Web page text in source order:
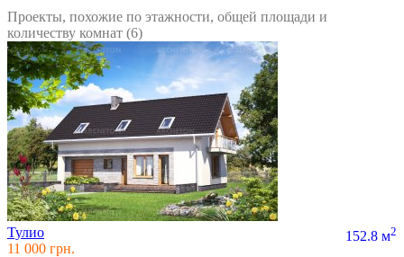
Проекты, похожие по этажности, общей площади и
количеству комнат (6)
Тулио 152.8 м2
11 000 грн.